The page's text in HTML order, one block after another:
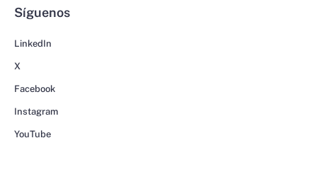
Síguenos
LinkedIn
X
Facebook
Instagram
YouTube